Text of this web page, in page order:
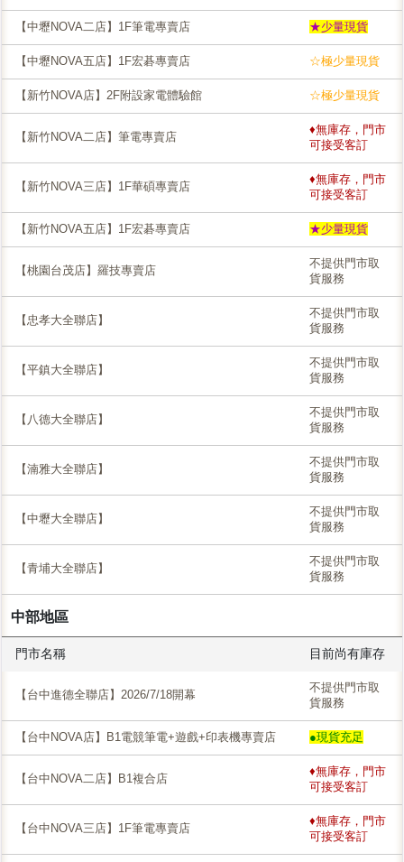
【中壢NOVA二店】1F筆電專賣店 ★少量現貨
【中壢NOVA五店】1F宏碁專賣店 ☆極少量現貨
【新竹NOVA店】2F附設家電體驗館 ☆極少量現貨
【新竹NOVA二店】筆電專賣店
♦無庫存，門市
可接受客訂
【新竹NOVA三店】1F華碩專賣店
♦無庫存，門市
可接受客訂
【新竹NOVA五店】1F宏碁專賣店 ★少量現貨
【桃園台茂店】羅技專賣店
不提供門市取
貨服務
【忠孝大全聯店】
不提供門市取
貨服務
【平鎮大全聯店】
不提供門市取
貨服務
【八德大全聯店】
不提供門市取
貨服務
【湳雅大全聯店】
不提供門市取
貨服務
【中壢大全聯店】
不提供門市取
貨服務
【青埔大全聯店】
不提供門市取
貨服務
中部地區
門市名稱 目前尚有庫存
【台中進德全聯店】2026/7/18開幕
不提供門市取
貨服務
【台中NOVA店】B1電競筆電+遊戲+印表機專賣店 ●現貨充足
【台中NOVA二店】B1複合店
♦無庫存，門市
可接受客訂
【台中NOVA三店】1F筆電專賣店
♦無庫存，門市
可接受客訂